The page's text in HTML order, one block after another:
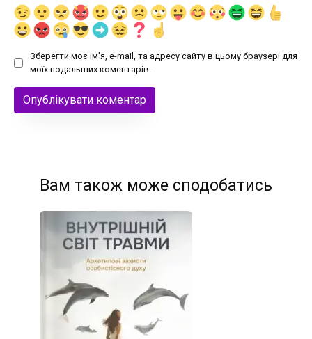
Зберегти моє ім'я, e-mail, та адресу сайту в цьому браузері для
моїх подальших коментарів.
Вам також може сподобатись